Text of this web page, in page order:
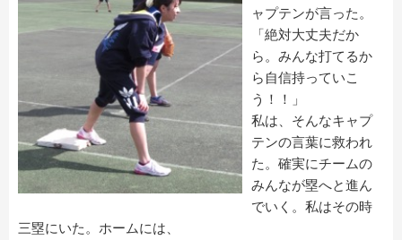
ャプテンが言った。
「絶対大丈夫だか
ら。みんな打てるか
ら自信持っていこ
う！！」
私は、そんなキャプ
テンの言葉に救われ
た。確実にチームの
みんなが塁へと進ん
でいく。私はその時
三塁にいた。ホームには、